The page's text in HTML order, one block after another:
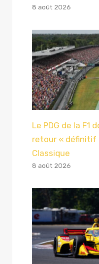
8 août 2026
Le PDG de la F1
retour « définitif
Classique
8 août 2026